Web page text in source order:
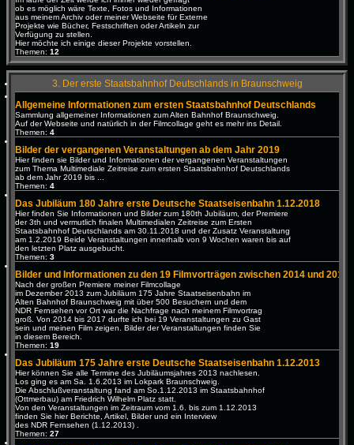
ob es möglich wäre Texte, Fotos und Informationen
aus meinem Archiv oder meiner Webseite für Externe
Projekte wie Bücher, Festschriften oder Artikeln zur
Verfügung zu stellen.
Hier möchte ich einige dieser Projekte vorstellen.
Themen: 12
3. Der erste Staatsbahnhof Deutschlands in Braunschweig
Allgemeine Informationen zum ersten Staatsbahnhof Deutschlands
Sammlung allgemeiner Informationen zum Alten Bahnhof Braunschweig.
Auf der Webseite und natürlich in der Filmcollage geht es mehr ins Detail.
Themen: 4
Bilder der vergangenen Veranstaltungen ab dem Jahr 2019
Hier finden sie Bilder und Informationen der vergangenen Veranstaltungen
zum Thema Multimediale Zeitreise zum ersten Staatsbahnhof Deutschlands
ab dem Jahr 2019 bis ...
Themen: 4
Das Jubiläum 180 Jahre erste Deutsche Staatseisenbahn 1.12.2018
Hier finden Sie Informationen und Bilder zum 180th Jubiläum, der Premiere
der 3th und vermutlich finalen Multimedialen Zeitreise zum Ersten
Staatsbahnhof Deutschlands am 30.11.2018 und der Zusatz Veranstaltung
am 1.2.2019 Beide Veranstaltungen innerhalb von 9 Wochen waren bis auf
den letzten Platz ausgebucht.
Themen: 3
Bilder und Informationen zu den 19 Filmvorträgen zwischen 2014 und 2017
Nach der großen Premiere meiner Filmcollage
im Dezember 2013 zum Jubiläum 175 Jahre Staatseisenbahn im
Alten Bahnhof Braunschweig mit über 500 Besuchern und dem
NDR Fernsehen vor Ort war die Nachfrage nach meinem Filmvortrag
groß. Von 2014 bis 2017 durfte ich bei 19 Veranstaltungen zu Gast
sein und meinen Film zeigen. Bilder der Veranstaltungen finden Sie
in diesem Bereich.
Themen: 19
Das Jubiläum 175 Jahre erste Deutsche Staatseisenbahn 1.12.2013
Hier können Sie alle Termine des Jubiläumsjahres 2013 nachlesen.
Los ging es am Sa. 1.6.2013 im Lokpark Braunschweig.
Die Abschlußveranstaltung fand am So.1.12.2013 im Staatsbahnhof
(Ottmerbau) am Friedrich Wilhelm Platz statt.
Von den Veranstaltungen im Zeitraum vom 1.6. bis zum 1.12.2013
finden Sie hier Berichte, Artikel, Bilder und ein Interview
des NDR Fernsehen (1.12.2013) .
Themen: 27